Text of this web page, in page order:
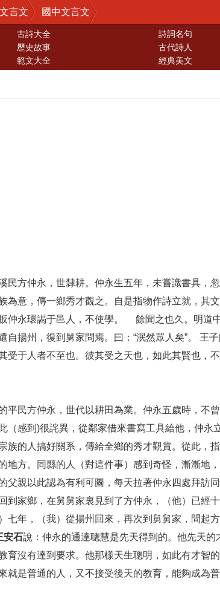
文言文
國中文言文
古詩大全 詩詞名句
歷史故事
古代詩人
範文大全
經典美文
民方仲永，世隸耕。仲永生五年，未嘗識書具，
為意，傳一鄉秀才觀之。自是指物作詩立就，其
仲永環謁于邑人，不使學。 餘聞之也久。明道
自揚州，復到舅家問焉。曰：“泯然眾人矣”。 王
受于人者不至也。彼其受之天也，如此其賢也，
平民方仲永，世代以耕田為業。仲永五歲時，不
（感到)很詫異，從鄰家借來書寫工具給他，仲永
族的人搞好關系，傳給全鄉的秀才觀賞。從此，
地方。同縣的人（對這件事）感到奇怪，漸漸地
父親以此認為有利可圖，每天拉著仲永四處拜訪
到家鄉，在舅舅家裏見到了方仲永，（他）已經
）七年，（我）從揚州回來，再次到舅舅家，問起
安石說：仲永的通達聰慧是先天得到的。他先天
育沒有達到要求。他那樣天生聰明，如此有才智
就是普通的人，又不接受後天的教育，能夠成為